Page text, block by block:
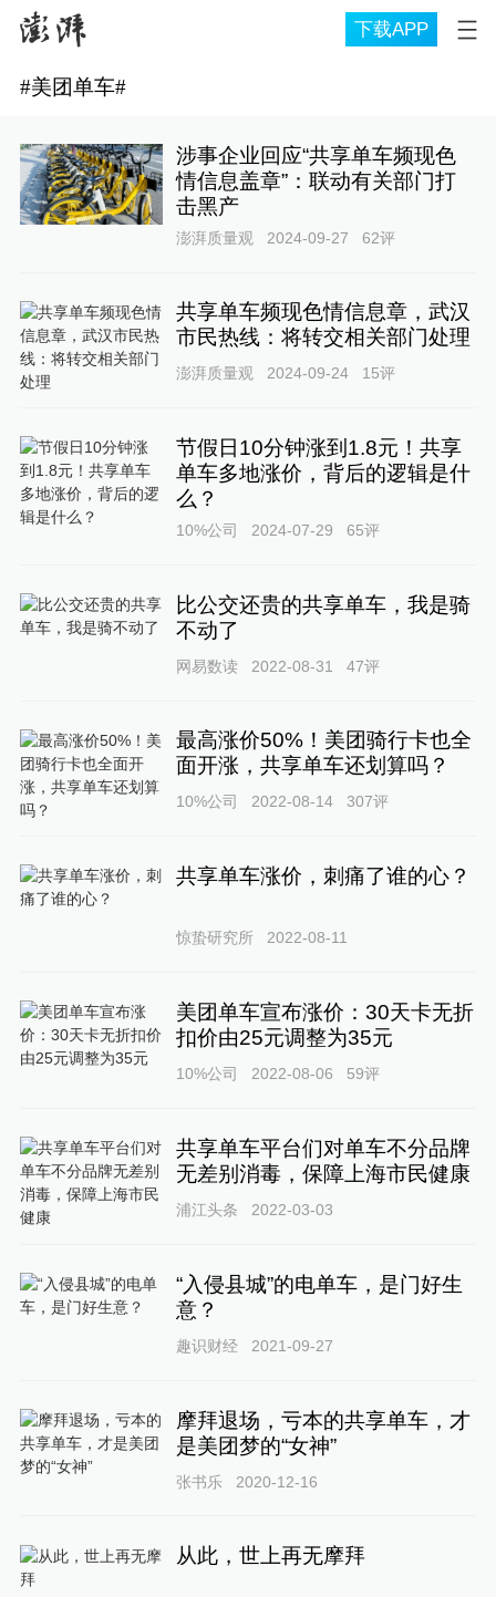
下载APP
#美团单车#
涉事企业回应“共享单车频现色
情信息盖章”：联动有关部门打
击黑产
澎湃质量观 2024-09-27 62评
共享单车频现色情信息章，武汉
市民热线：将转交相关部门处理
澎湃质量观 2024-09-24 15评
节假日10分钟涨到1.8元！共享
单车多地涨价，背后的逻辑是什
么？
10%公司 2024-07-29 65评
比公交还贵的共享单车，我是骑
不动了
网易数读 2022-08-31 47评
最高涨价50%！美团骑行卡也全
面开涨，共享单车还划算吗？
10%公司 2022-08-14 307评
共享单车涨价，刺痛了谁的心？
惊蛰研究所 2022-08-11
美团单车宣布涨价：30天卡无折
扣价由25元调整为35元
10%公司 2022-08-06 59评
共享单车平台们对单车不分品牌
无差别消毒，保障上海市民健康
浦江头条 2022-03-03
“入侵县城”的电单车，是门好生
意？
趣识财经 2021-09-27
摩拜退场，亏本的共享单车，才
是美团梦的“女神”
张书乐 2020-12-16
从此，世上再无摩拜